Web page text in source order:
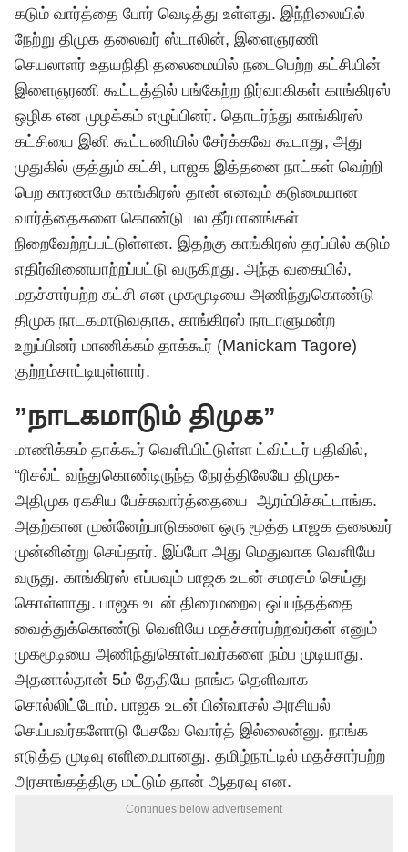
கடும் வார்த்தை போர் வெடித்து உள்ளது. இந்நிலையில்
நேற்று திமுக தலைவர் ஸ்டாலின், இளைஞரணி
செயலாளர் உதயநிதி தலைமையில் நடைபெற்ற கட்சியின்
இளைஞரணி கூட்டத்தில் பங்கேற்ற நிர்வாகிகள் காங்கிரஸ்
ஒழிக என முழக்கம் எழுப்பினர். தொடர்ந்து காங்கிரஸ்
கட்சியை இனி கூட்டணியில் சேர்க்கவே கூடாது, அது
முதுகில் குத்தும் கட்சி, பாஜக இத்தனை நாட்கள் வெற்றி
பெற காரணமே காங்கிரஸ் தான் எனவும் கடுமையான
வார்த்தைகளை கொண்டு பல தீர்மானங்கள்
நிறைவேற்றப்பட்டுள்ளன. இதற்கு காங்கிரஸ் தரப்பில் கடும்
எதிர்வினையாற்றப்பட்டு வருகிறது. அந்த வகையில்,
மதச்சார்பற்ற கட்சி என முகமூடியை அணிந்துகொண்டு
திமுக நாடகமாடுவதாக, காங்கிரஸ் நாடாளுமன்ற
உறுப்பினர் மாணிக்கம் தாக்கூர் (Manickam Tagore)
குற்றம்சாட்டியுள்ளார்.
”நாடகமாடும் திமுக”
மாணிக்கம் தாக்கூர் வெளியிட்டுள்ள ட்விட்டர் பதிவில்,
“ரிசல்ட் வந்துகொண்டிருந்த நேரத்திலேயே திமுக-
அதிமுக ரகசிய பேச்சுவார்த்தையை ஆரம்பிச்சுட்டாங்க.
அதற்கான முன்னேற்பாடுகளை ஒரு மூத்த பாஜக தலைவர்
முன்னின்று செய்தார். இப்போ அது மெதுவாக வெளியே
வருது. காங்கிரஸ் எப்பவும் பாஜக உடன் சமரசம் செய்து
கொள்ளாது. பாஜக உடன் திரைமறைவு ஒப்பந்தத்தை
வைத்துக்கொண்டு வெளியே மதச்சார்பற்றவர்கள் எனும்
முகமூடியை அணிந்துகொள்பவர்களை நம்ப முடியாது.
அதனால்தான் 5ம் தேதியே நாங்க தெளிவாக
சொல்லிட்டோம். பாஜக உடன் பின்வாசல் அரசியல்
செய்பவர்களோடு பேசவே வொர்த் இல்லைன்னு. நாங்க
எடுத்த முடிவு எளிமையானது. தமிழ்நாட்டில் மதச்சார்பற்ற
அரசாங்கத்திகு மட்டும் தான் ஆதரவு என.
Continues below advertisement